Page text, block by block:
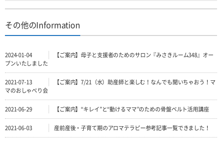
その他のInformation
2024-01-04
【ご案内】母子と支援者のためのサロン『みさきルーム348』オー
プンいたしました
2021-07-13
【ご案内】7/21（水）助産師と楽しむ！なんでも聞いちゃおう！マ
マのおしゃべり会
2021-06-29 【ご案内】“キレイ”と“動けるママ”のための骨盤ベルト活用講座
2021-06-03 産前産後・子育て期のアロマテラピー参考記事一覧できました！